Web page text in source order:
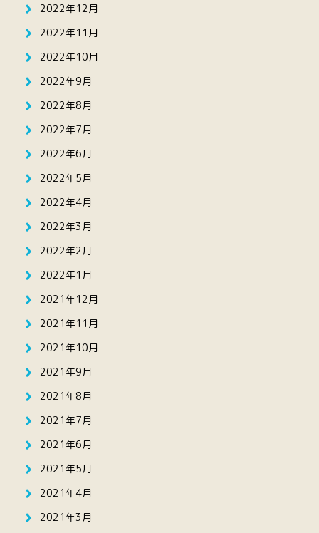
2022年12月
2022年11月
2022年10月
2022年9月
2022年8月
2022年7月
2022年6月
2022年5月
2022年4月
2022年3月
2022年2月
2022年1月
2021年12月
2021年11月
2021年10月
2021年9月
2021年8月
2021年7月
2021年6月
2021年5月
2021年4月
2021年3月